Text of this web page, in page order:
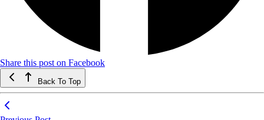
Share this post on Facebook
Back To Top